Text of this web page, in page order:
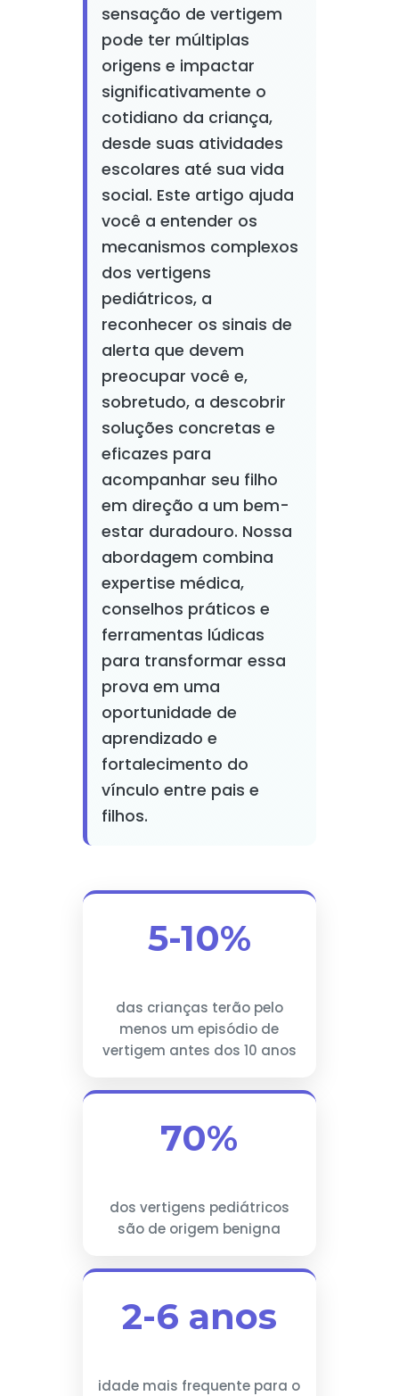
sensação de vertigem
pode ter múltiplas
origens e impactar
significativamente o
cotidiano da criança,
desde suas atividades
escolares até sua vida
social. Este artigo ajuda
você a entender os
mecanismos complexos
dos vertigens
pediátricos, a
reconhecer os sinais de
alerta que devem
preocupar você e,
sobretudo, a descobrir
soluções concretas e
eficazes para
acompanhar seu filho
em direção a um bem-
estar duradouro. Nossa
abordagem combina
expertise médica,
conselhos práticos e
ferramentas lúdicas
para transformar essa
prova em uma
oportunidade de
aprendizado e
fortalecimento do
vínculo entre pais e
filhos.
5-10%
das crianças terão pelo
menos um episódio de
vertigem antes dos 10 anos
70%
dos vertigens pediátricos
são de origem benigna
2-6 anos
idade mais frequente para o